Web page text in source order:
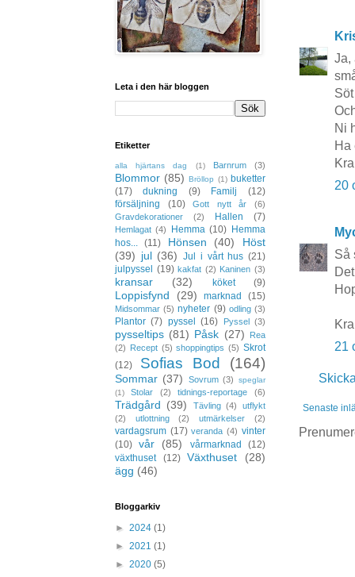
Ja,
Ni
Ha
20
Så
21
Senaste
Leta i den här bloggen
Etiketter
alla hjärtans dag (1) Barnrum (3)
Blommor (85) Bröllop (1) buketter
(17)
dukning (9) Familj
(12)
försäljning
(10) Gott nytt år
(6)
Gravdekorationer
(2) Hallen (7)
Hemlagat (4) Hemma (10) Hemma
hos...
(11) Hönsen (40)
Höst
(39) jul (36) Jul i vårt hus (21)
julpyssel
(19) kakfat (2) Kaninen (3)
kransar (32) köket (9)
Loppisfynd (29) marknad (15)
Midsommar (5) nyheter (9) odling (3)
Plantor (7) pyssel (16) Pyssel (3)
pysseltips (81) Påsk (27)
Rea
(2) Recept (5) shoppingtips (5) Skrot
(12)
Sofias Bod (164)
Sommar (37) Sovrum (3)
speglar
(1)
Stolar (2) tidnings-reportage (6)
Trädgård (39) Tävling (4)
utflykt
(2)
utlottning (2) utmärkelser (2)
vardagsrum (17) veranda (4) vinter
(10) vår (85) vårmarknad
(12)
växthuset
(12) Växthuset
(28)
ägg (46)
Bloggarkiv
► 2024 (1)
► 2021 (1)
► 2020 (5)